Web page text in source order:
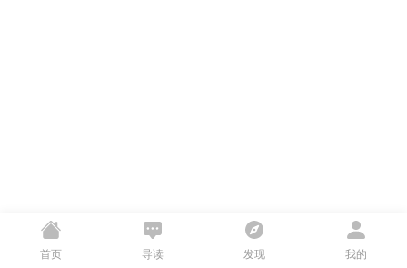
首页 导读 发现 我的